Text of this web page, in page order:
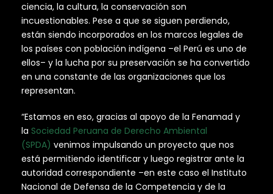
ciencia, la cultura, la conservación son
incuestionables. Pese a que se siguen perdiendo,
están siendo incorporados en los marcos legales de
los países con población indígena –el Perú es uno de
ellos– y la lucha por su preservación se ha convertido
en una constante de las organizaciones que los
representan.
“Estamos en eso, gracias al apoyo de la Fenamad y
la Sociedad Peruana de Derecho Ambiental
(SPDA) venimos impulsando un proyecto que nos
está permitiendo identificar y luego registrar ante la
autoridad correspondiente –en este caso el Instituto
Nacional de Defensa de la Competencia y de la